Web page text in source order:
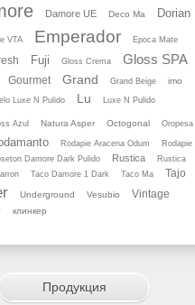
Damore UE Deco Ma Dorian
VTA Emperador Epoca Mate
Fuji Gloss Crema
Gloss SPA
Gourmet Grand Grand Beige
imo
Luхe N Pulido Lu Luхe N Pulido
Azul Natura Asper Octogonal Oropesa
Rodapie Aracena Odum
Rodapie
Damore Dark Pulido Rustica
Rustica
Taco Damore 1 Dark Taco Ma Tajo
Underground Vesubio Vintage
клинкер
Продукция